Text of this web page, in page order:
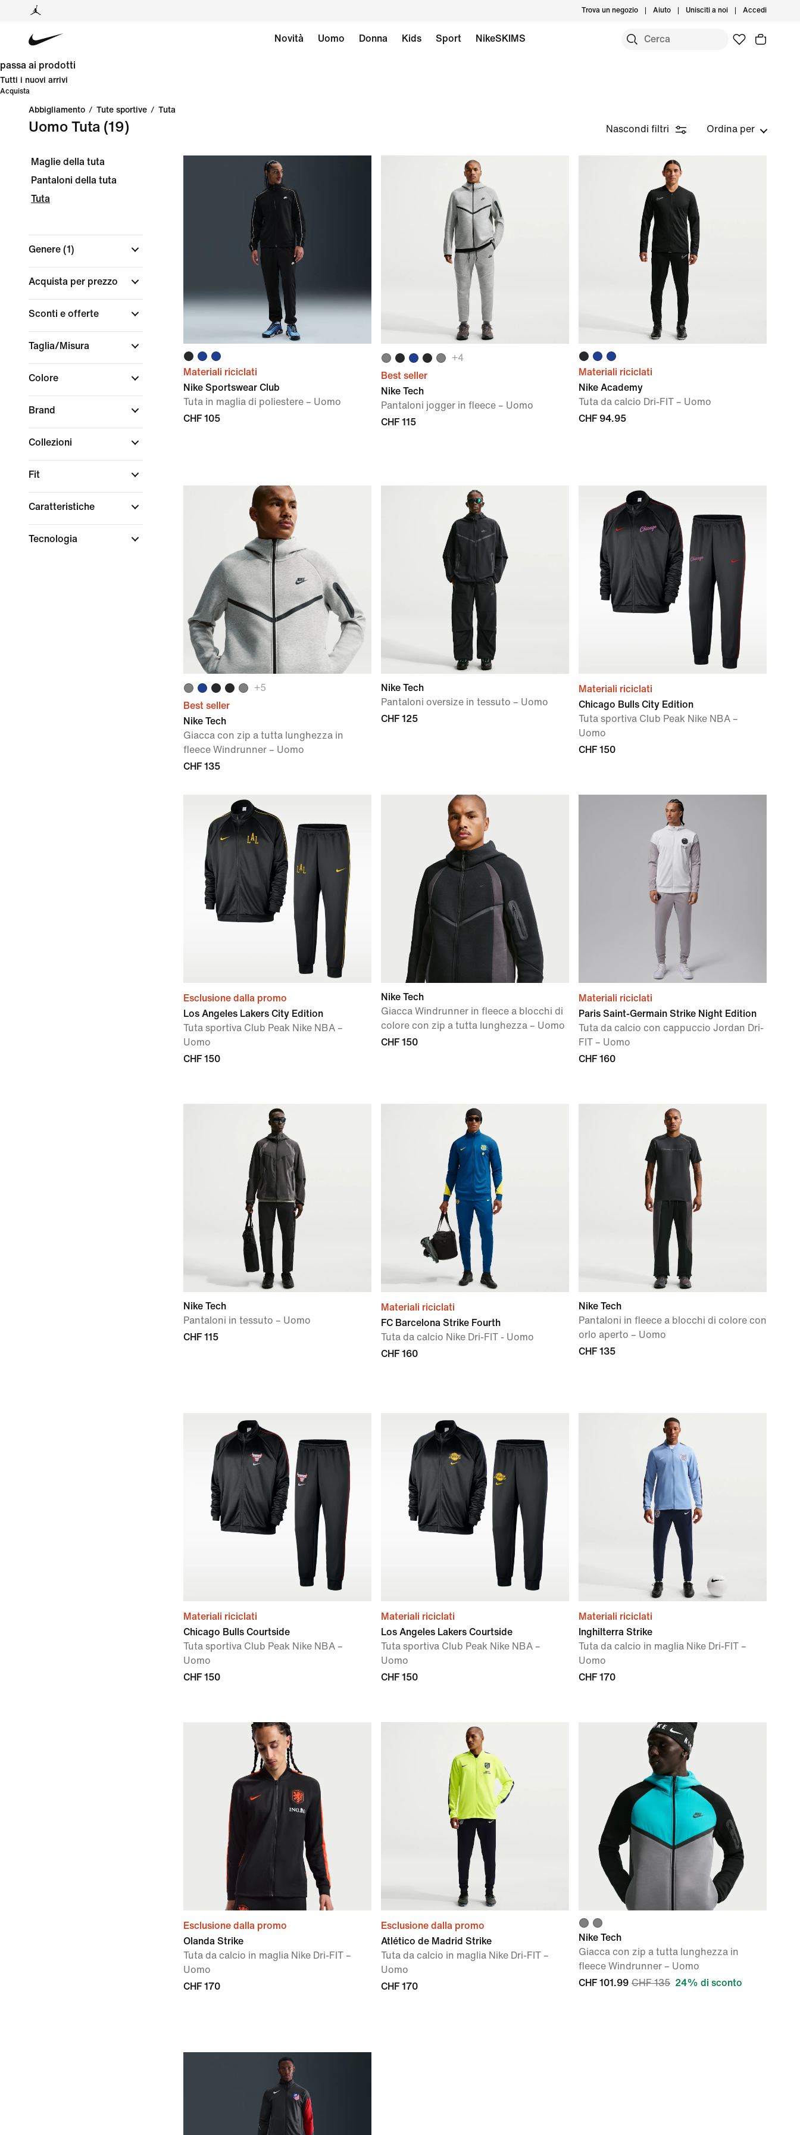
Trova un negozio Aiuto Unisciti a noi Accedi
Novità Uomo Donna Kids Sport NikeSKIMS
passa ai prodotti
Tutti i nuovi arrivi
Acquista
Abbigliamento / Tute sportive / Tuta
Uomo Tuta (19) Nascondi filtri Ordina per
Maglie della tuta
Pantaloni della tuta
Tuta
Genere (1)
Acquista per prezzo
Sconti e offerte
Taglia/Misura
Colore
Brand
Collezioni
Fit
Caratteristiche
Tecnologia
Materiali riciclati
Nike Sportswear Club
Tuta in maglia di poliestere – Uomo
CHF 105
+4
Best seller
Nike Tech
Pantaloni jogger in fleece – Uomo
CHF 115
Materiali riciclati
Nike Academy
Tuta da calcio Dri-FIT – Uomo
CHF 94.95
+5
Best seller
Nike Tech
Giacca con zip a tutta lunghezza in
fleece Windrunner – Uomo
CHF 135
Nike Tech
Pantaloni oversize in tessuto – Uomo
CHF 125
Materiali riciclati
Chicago Bulls City Edition
Tuta sportiva Club Peak Nike NBA –
Uomo
CHF 150
Esclusione dalla promo
Los Angeles Lakers City Edition
Tuta sportiva Club Peak Nike NBA –
Uomo
CHF 150
Nike Tech
Giacca Windrunner in fleece a blocchi di
colore con zip a tutta lunghezza – Uomo
CHF 150
Materiali riciclati
Paris Saint-Germain Strike Night Edition
Tuta da calcio con cappuccio Jordan Dri-
FIT – Uomo
CHF 160
Nike Tech
Pantaloni in tessuto – Uomo
CHF 115
Materiali riciclati
FC Barcelona Strike Fourth
Tuta da calcio Nike Dri-FIT - Uomo
CHF 160
Nike Tech
Pantaloni in fleece a blocchi di colore con
orlo aperto – Uomo
CHF 135
Materiali riciclati
Chicago Bulls Courtside
Tuta sportiva Club Peak Nike NBA –
Uomo
CHF 150
Materiali riciclati
Los Angeles Lakers Courtside
Tuta sportiva Club Peak Nike NBA –
Uomo
CHF 150
Materiali riciclati
Inghilterra Strike
Tuta da calcio in maglia Nike Dri-FIT –
Uomo
CHF 170
Esclusione dalla promo
Olanda Strike
Tuta da calcio in maglia Nike Dri-FIT –
Uomo
CHF 170
Esclusione dalla promo
Atlético de Madrid Strike
Tuta da calcio in maglia Nike Dri-FIT –
Uomo
CHF 170
Nike Tech
Giacca con zip a tutta lunghezza in
fleece Windrunner – Uomo
CHF 101.99 CHF 135 24% di sconto